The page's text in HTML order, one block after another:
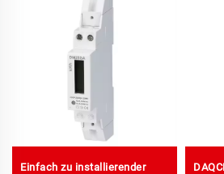
Einfach zu installierender